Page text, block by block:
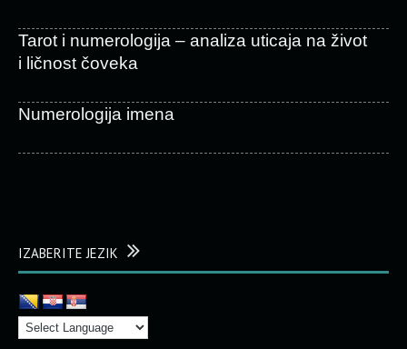
Tarot i numerologija – analiza uticaja na život
i ličnost čoveka
Numerologija imena
IZABERITE JEZIK